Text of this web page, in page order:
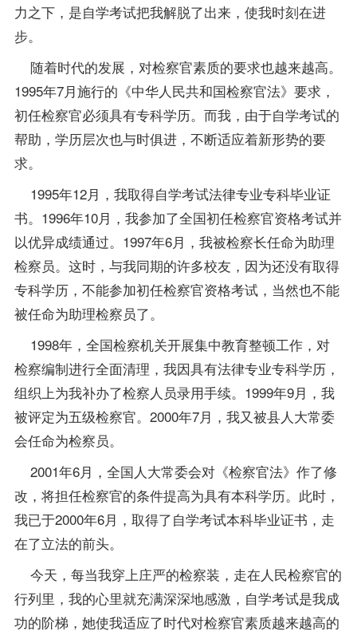
力之下，是自学考试把我解脱了出来，使我时刻在进
步。
随着时代的发展，对检察官素质的要求也越来越高。
1995年7月施行的《中华人民共和国检察官法》要求，
初任检察官必须具有专科学历。而我，由于自学考试的
帮助，学历层次也与时俱进，不断适应着新形势的要
求。
1995年12月，我取得自学考试法律专业专科毕业证
书。1996年10月，我参加了全国初任检察官资格考试并
以优异成绩通过。1997年6月，我被检察长任命为助理
检察员。这时，与我同期的许多校友，因为还没有取得
专科学历，不能参加初任检察官资格考试，当然也不能
被任命为助理检察员了。
1998年，全国检察机关开展集中教育整顿工作，对
检察编制进行全面清理，我因具有法律专业专科学历，
组织上为我补办了检察人员录用手续。1999年9月，我
被评定为五级检察官。2000年7月，我又被县人大常委
会任命为检察员。
2001年6月，全国人大常委会对《检察官法》作了修
改，将担任检察官的条件提高为具有本科学历。此时，
我已于2000年6月，取得了自学考试本科毕业证书，走
在了立法的前头。
今天，每当我穿上庄严的检察装，走在人民检察官的
行列里，我的心里就充满深深地感激，自学考试是我成
功的阶梯，她使我适应了时代对检察官素质越来越高的